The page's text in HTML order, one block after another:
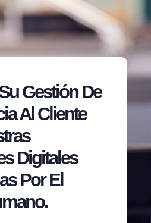
Gestión De
Al Cliente
Digitales
Por El